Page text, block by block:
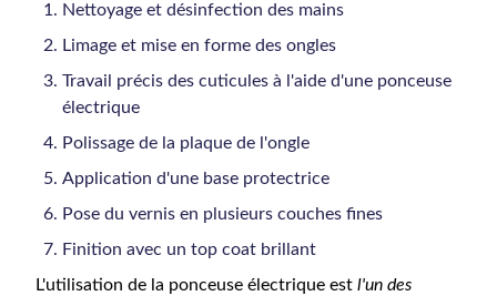
Nettoyage et désinfection des mains
Limage et mise en forme des ongles
Travail précis des cuticules à l'aide d'une ponceuse
électrique
Polissage de la plaque de l'ongle
Application d'une base protectrice
Pose du vernis en plusieurs couches fines
Finition avec un top coat brillant
L'utilisation de la ponceuse électrique est l'un des